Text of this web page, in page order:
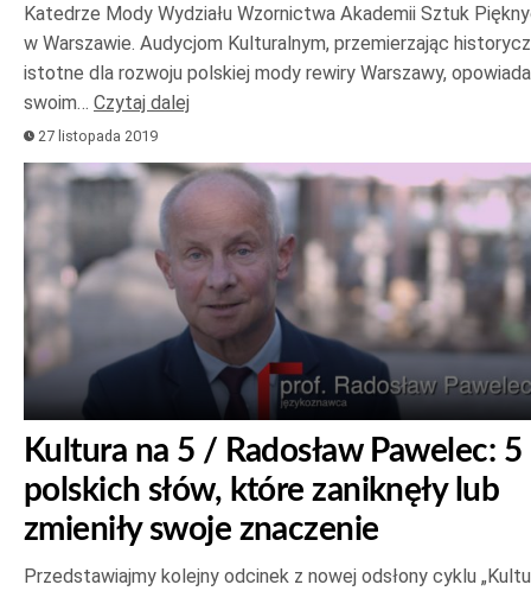
Katedrze Mody Wydziału Wzornictwa Akademii Sztuk
w Warszawie. Audycjom Kulturalnym, przemierzając
istotne dla rozwoju polskiej mody rewiry Warszawy,
swoim… Czytaj dalej
27 listopada 2019
Kultura na 5 / Radosław Pawelec: 5
polskich słów, które zaniknęły lub
zmieniły swoje znaczenie
Przedstawiajmy kolejny odcinek z nowej odsłony cyklu